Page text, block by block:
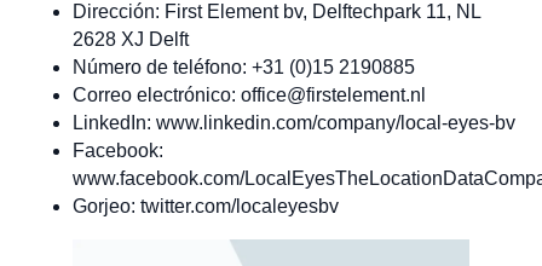
Dirección: First Element bv, Delftechpark 11, NL
2628 XJ Delft
Número de teléfono: +31 (0)15 2190885
Correo electrónico: office@firstelement.nl
LinkedIn: www.linkedin.com/company/local-eyes-bv
Facebook:
www.facebook.com/
Gorjeo: twitter.com/localeyesbv